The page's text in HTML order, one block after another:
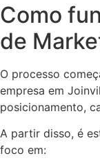
Como
de
O processo
empresa em
posicionamento,
A partir disso, é
foco em: